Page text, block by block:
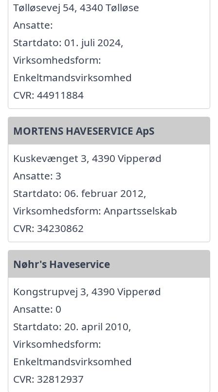
Tølløsevej 54, 4340 Tølløse
Ansatte:
Startdato: 01. juli 2024,
Virksomhedsform:
Enkeltmandsvirksomhed
CVR: 44911884
MORTENS HAVESERVICE ApS
Kuskevænget 3, 4390 Vipperød
Ansatte: 3
Startdato: 06. februar 2012,
Virksomhedsform: Anpartsselskab
CVR: 34230862
Nøhr's Haveservice
Kongstrupvej 3, 4390 Vipperød
Ansatte: 0
Startdato: 20. april 2010,
Virksomhedsform:
Enkeltmandsvirksomhed
CVR: 32812937